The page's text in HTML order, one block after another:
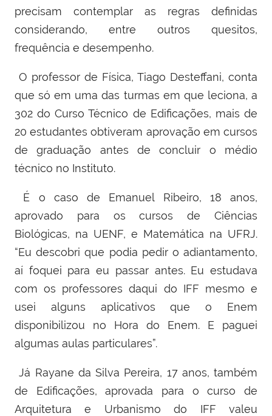
precisam contemplar as regras definidas
considerando, entre outros quesitos,
frequência e desempenho.
O professor de Física, Tiago Desteffani, conta
que só em uma das turmas em que leciona, a
302 do Curso Técnico de Edificações, mais de
20 estudantes obtiveram aprovação em cursos
de graduação antes de concluir o médio
técnico no Instituto.
É o caso de Emanuel Ribeiro, 18 anos,
aprovado para os cursos de Ciências
Biológicas, na UENF, e Matemática na UFRJ.
“Eu descobri que podia pedir o adiantamento,
aí foquei para eu passar antes. Eu estudava
com os professores daqui do IFF mesmo e
usei alguns aplicativos que o Enem
disponibilizou no Hora do Enem. E paguei
algumas aulas particulares”.
Já Rayane da Silva Pereira, 17 anos, também
de Edificações, aprovada para o curso de
Arquitetura e Urbanismo do IFF valeu